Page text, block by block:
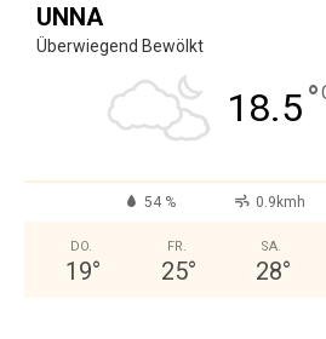
UNNA
Überwiegend Bewölkt
18.5°
54 % 0.9kmh
DO.
19°
FR.
25°
SA.
28°